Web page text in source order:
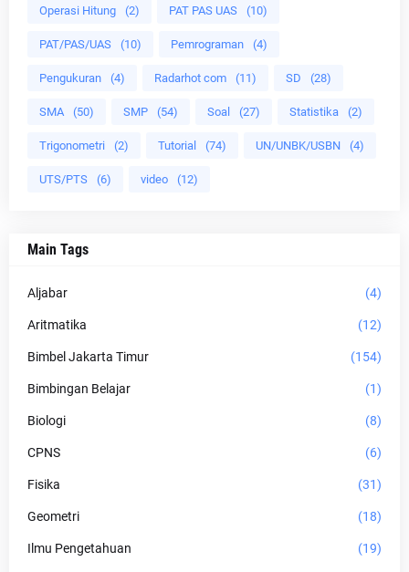
Operasi Hitung (2) PAT PAS UAS (10)
PAT/PAS/UAS (10) Pemrograman (4)
Pengukuran (4) Radarhot com (11) SD (28)
SMA (50) SMP (54) Soal (27) Statistika (2)
Trigonometri (2) Tutorial (74) UN/UNBK/USBN (4)
UTS/PTS (6) video (12)
Main Tags
Aljabar (4)
Aritmatika (12)
Bimbel Jakarta Timur (154)
Bimbingan Belajar (1)
Biologi (8)
CPNS (6)
Fisika (31)
Geometri (18)
Ilmu Pengetahuan (19)